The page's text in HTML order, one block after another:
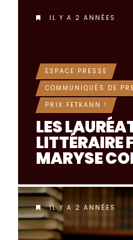
IL Y A 2 ANNÉES
ESPACE PRESSE
COMMUNIQUÉS DE
PRIX FETKANN !
LES
LITTÉRAIRE
MARYSE
IL Y A 2 ANNÉES